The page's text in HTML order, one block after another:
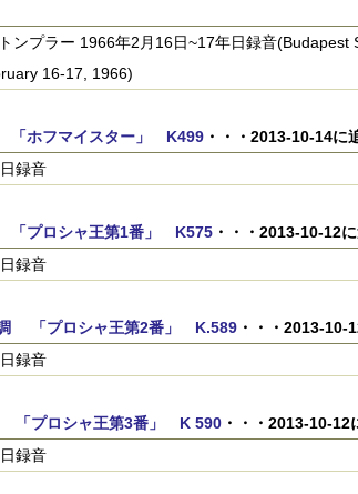
ンプラー 1966年2月16日~17年日録音(Budapest
16-17, 1966)
「ホフマイスター」 K499・・・2013-10-14に
録音
「プロシャ王第1番」 K575・・・2013-10-12
録音
「プロシャ王第2番」 K.589・・・2013-10-
録音
「プロシャ王第3番」 K 590・・・2013-10-12
録音